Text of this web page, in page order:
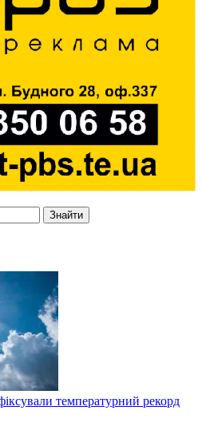
Знайти
температурний рекорд